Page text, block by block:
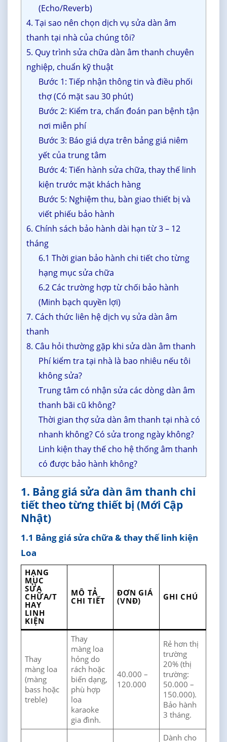
(Echo/Reverb)
4. Tại sao nên chọn dịch vụ sửa dàn âm
thanh tại nhà của chúng tôi?
5. Quy trình sửa chữa dàn âm thanh chuyên
nghiệp, chuẩn kỹ thuật
Bước 1: Tiếp nhận thông tin và điều phối
thợ (Có mặt sau 30 phút)
Bước 2: Kiểm tra, chẩn đoán pan bệnh tận
nơi miễn phí
Bước 3: Báo giá dựa trên bảng giá niêm
yết của trung tâm
Bước 4: Tiến hành sửa chữa, thay thế linh
kiện trước mặt khách hàng
Bước 5: Nghiệm thu, bàn giao thiết bị và
viết phiếu bảo hành
6. Chính sách bảo hành dài hạn từ 3 – 12
tháng
6.1 Thời gian bảo hành chi tiết cho từng
hạng mục sửa chữa
6.2 Các trường hợp từ chối bảo hành
(Minh bạch quyền lợi)
7. Cách thức liên hệ dịch vụ sửa dàn âm
thanh
8. Câu hỏi thường gặp khi sửa dàn âm thanh
Phí kiểm tra tại nhà là bao nhiêu nếu tôi
không sửa?
Trung tâm có nhận sửa các dòng dàn âm
thanh bãi cũ không?
Thời gian thợ sửa dàn âm thanh tại nhà có
nhanh không? Có sửa trong ngày không?
Linh kiện thay thế cho hệ thống âm thanh
có được bảo hành không?
1. Bảng giá sửa dàn âm thanh chi
tiết theo từng thiết bị (Mới Cập
Nhật)
1.1 Bảng giá sửa chữa & thay thế linh kiện
Loa
HẠNG
MỤC
SỬA
CHỮA/T
HAY
LINH
KIỆN
MÔ TẢ
CHI TIẾT
ĐƠN GIÁ
(VNĐ) GHI CHÚ
Thay
màng loa
(màng
bass hoặc
treble)
Thay
màng loa
hỏng do
rách hoặc
biến dạng,
phù hợp
loa
karaoke
gia đình.
40.000 –
120.000
Rẻ hơn thị
trường
20% (thị
trường:
50.000 –
150.000).
Bảo hành
3 tháng.
Dành cho